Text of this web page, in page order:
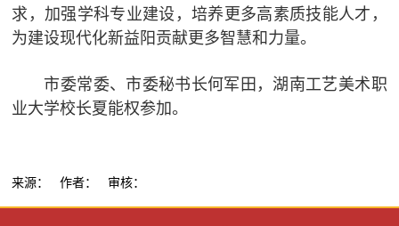
求，加强学科专业建设，培养更多高素质技能人才，
为建设现代化新益阳贡献更多智慧和力量。
市委常委、市委秘书长何军田，湖南工艺美术职
业大学校长夏能权参加。
来源： 作者： 审核：